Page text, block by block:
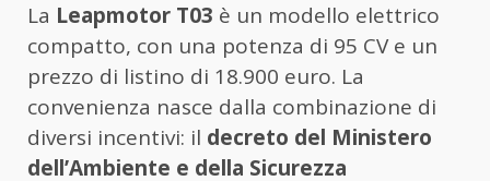
La Leapmotor T03 è un modello elettrico
compatto, con una potenza di 95 CV e un
prezzo di listino di 18.900 euro. La
convenienza nasce dalla combinazione di
diversi incentivi: il decreto del Ministero
dell’Ambiente e della Sicurezza